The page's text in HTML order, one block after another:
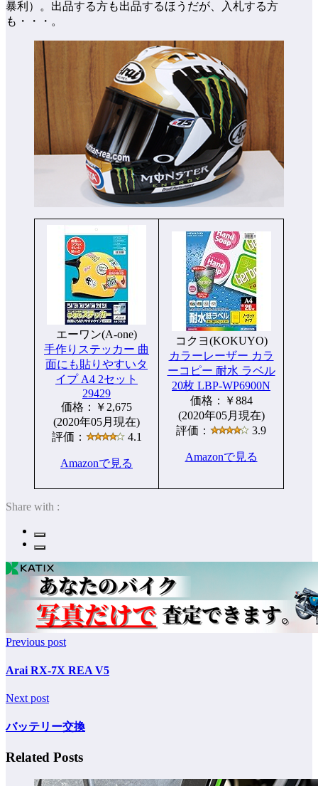
暴利）。出品する方も出品するほうだが、入札する方
も・・・。
エーワン(A-one)
手作りステッカー 曲
面にも貼りやすいタ
イプ A4 2セット
29429
価格：￥2,675
(2020年05月現在)
評価：
4.1
Amazonで見る
コクヨ(KOKUYO)
カラーレーザー カラ
ーコピー 耐水 ラベル
20枚 LBP-WP6900N
価格：￥884
(2020年05月現在)
評価：
3.9
Amazonで見る
Share with :
Previous post
Arai RX-7X REA V5
Next post
バッテリー交換
Related Posts